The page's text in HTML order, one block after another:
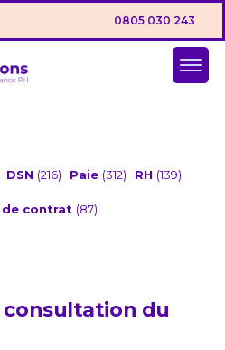
0805 030 243
DSN (216) Paie (312) RH (139)
de contrat (87)
du